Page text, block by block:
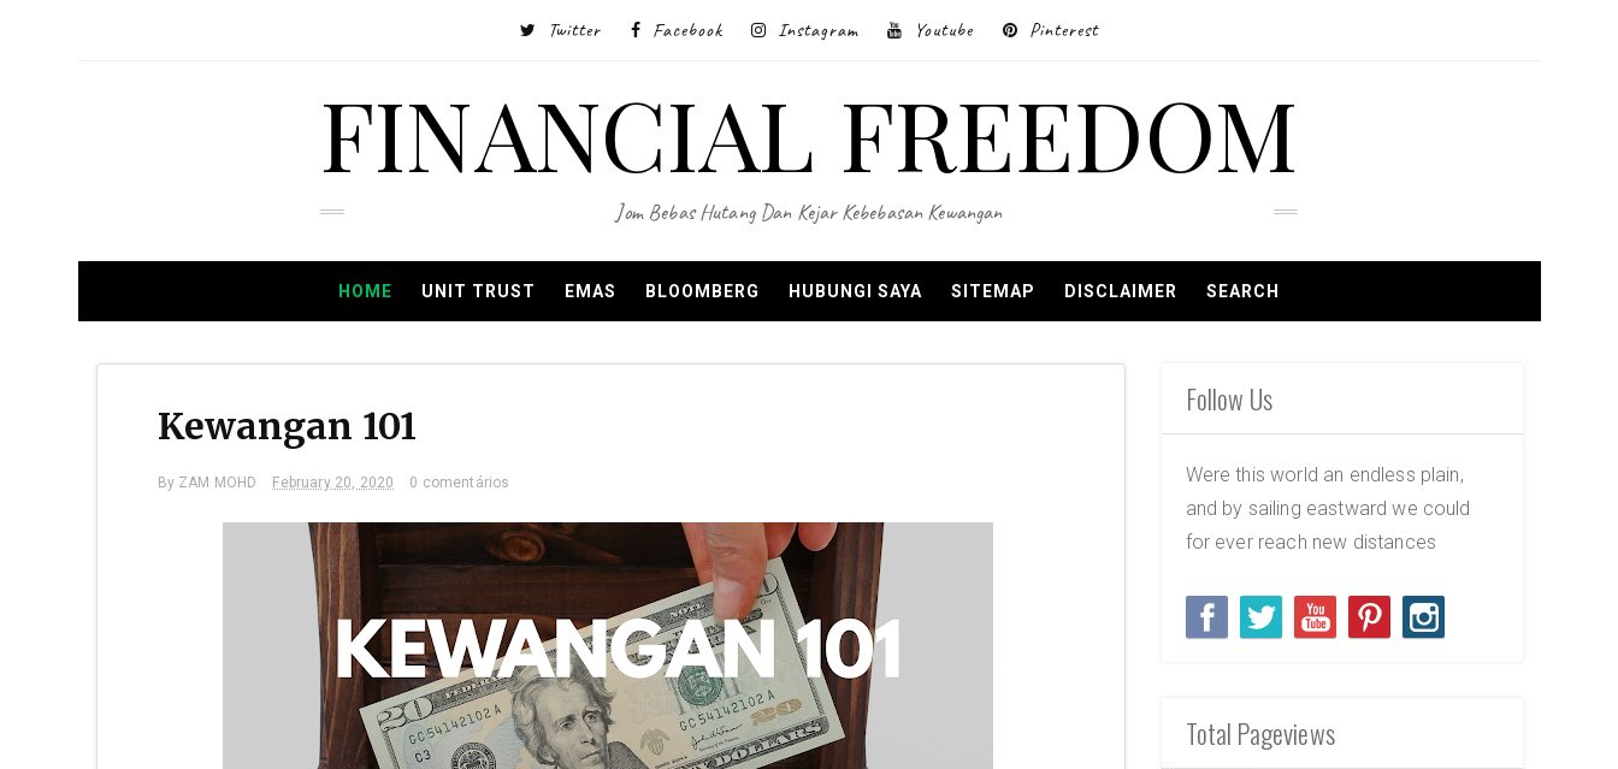
Twitter Facebook Instagram Youtube Pinterest
FINANCIAL FREEDOM
Jom Bebas Hutang Dan Kejar Kebebasan Kewangan
HOME UNIT TRUST EMAS BLOOMBERG HUBUNGI SAYA SITEMAP DISCLAIMER SEARCH
Kewangan 101
By ZAM MOHD February 20, 2020 0 comentários
Follow Us
Were this world an endless plain,
and by sailing eastward we could
for ever reach new distances
Total Pageviews